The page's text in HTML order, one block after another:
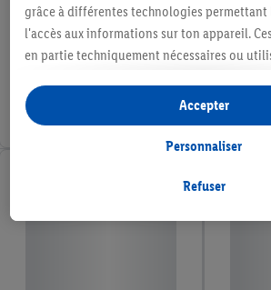
grâce à différentes technologies permettant
l'accès aux informations sur ton appareil.
en partie techniquement nécessaires ou
statistiques ou la publicité personnalisée à
l'extérieur des services Lidl. Si tu es
Plus, des données relatives à ton
Sous « Personnaliser », tu peux autoriser
Refuser
Personnaliser
Accepter